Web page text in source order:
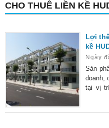
CHO THUÊ LIỀN KỀ
Lợi
kề
Ngày
Sản
doanh,
tại vị